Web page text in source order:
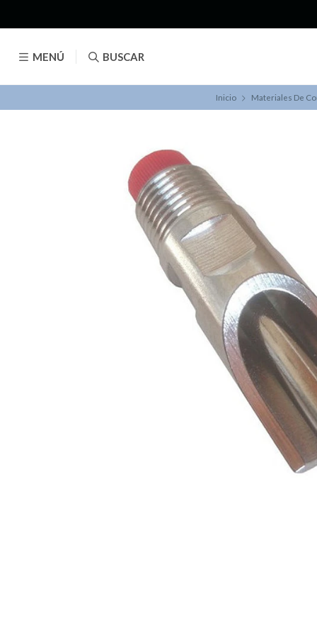
MENÚ BUSCAR
Inicio Materiales De